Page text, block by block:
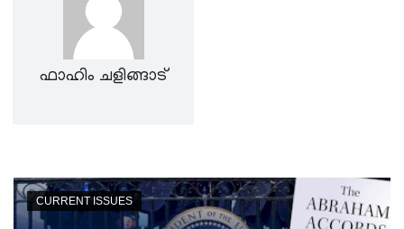
n
ഫാഹിം ചളിങ്ങാട്
CURRENT ISSUES